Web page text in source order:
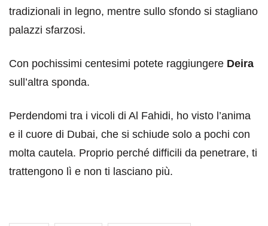
tradizionali in legno, mentre sullo sfondo si stagliano
palazzi sfarzosi.
Con pochissimi centesimi potete raggiungere Deira
sull’altra sponda.
Perdendomi tra i vicoli di Al Fahidi, ho visto l’anima
e il cuore di Dubai, che si schiude solo a pochi con
molta cautela. Proprio perché difficili da penetrare, ti
trattengono lì e non ti lasciano più.